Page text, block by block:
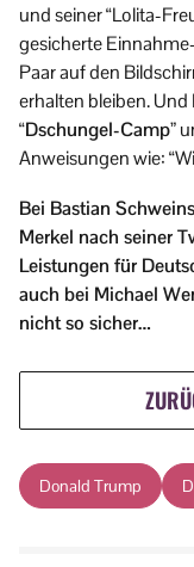
und seiner “Lolita-
gesicherte
Paar auf den
erhalten bleiben.
“Dschungel-Camp”
Anweisungen wie:
Bei Bastian
Merkel nach seiner
Leistungen für
auch bei Michael
nicht so sicher…
Donald Trump